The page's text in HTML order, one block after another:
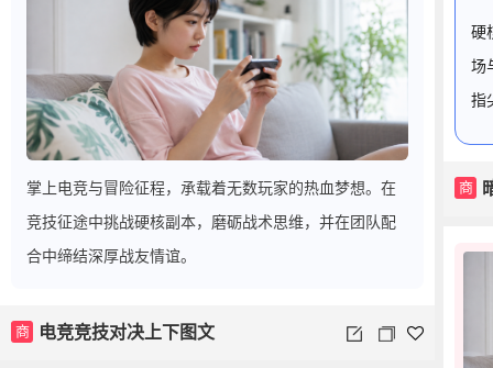
硬
场
指
商
掌上电竞与冒险征程，承载着无数玩家的热血梦想。在
竞技征途中挑战硬核副本，磨砺战术思维，并在团队配
合中缔结深厚战友情谊。
商 电竞竞技对决上下图文